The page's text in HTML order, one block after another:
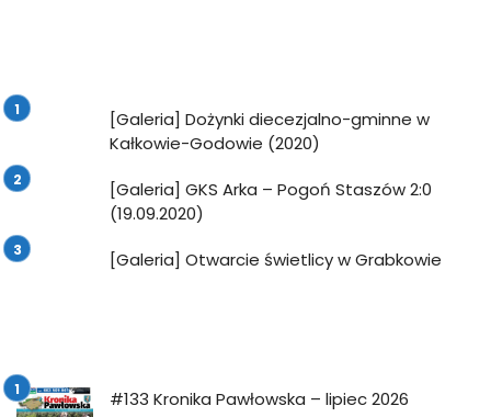
[Galeria] Dożynki diecezjalno-gminne w
Kałkowie-Godowie (2020)
[Galeria] GKS Arka – Pogoń Staszów 2:0
(19.09.2020)
[Galeria] Otwarcie świetlicy w Grabkowie
#133 Kronika Pawłowska – lipiec 2026